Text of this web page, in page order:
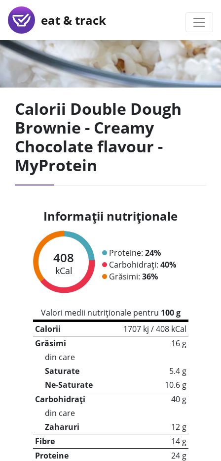
eat & track
Calorii Double Dough
Brownie - Creamy
Chocolate flavour -
MyProtein
Informații nutriționale
408
kCal
Proteine: 24%
Carbohidrați: 40%
Grăsimi: 36%
Valori medii nutriționale pentru 100 g
Calorii
1707 kj / 408 kCal
Grăsimi
16 g
din care
Saturate
5.4 g
Ne-Saturate
10.6 g
Carbohidrați
40 g
din care
Zaharuri
12 g
Fibre
14 g
Proteine
24 g